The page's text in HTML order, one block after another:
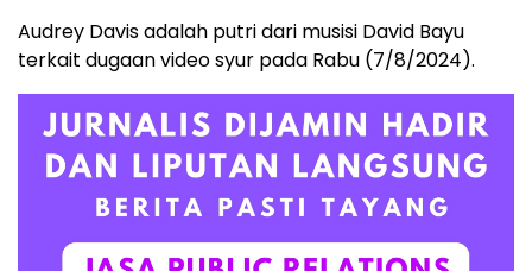
Audrey Davis adalah putri dari musisi David Bayu
terkait dugaan video syur pada Rabu (7/8/2024).